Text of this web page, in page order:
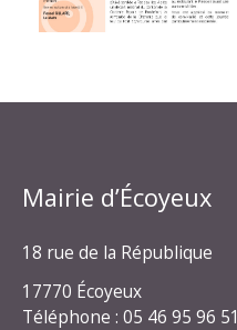
Mairie d’Écoyeux
18 rue de la République
17770 Écoyeux
Téléphone : 05 46 95 96 51